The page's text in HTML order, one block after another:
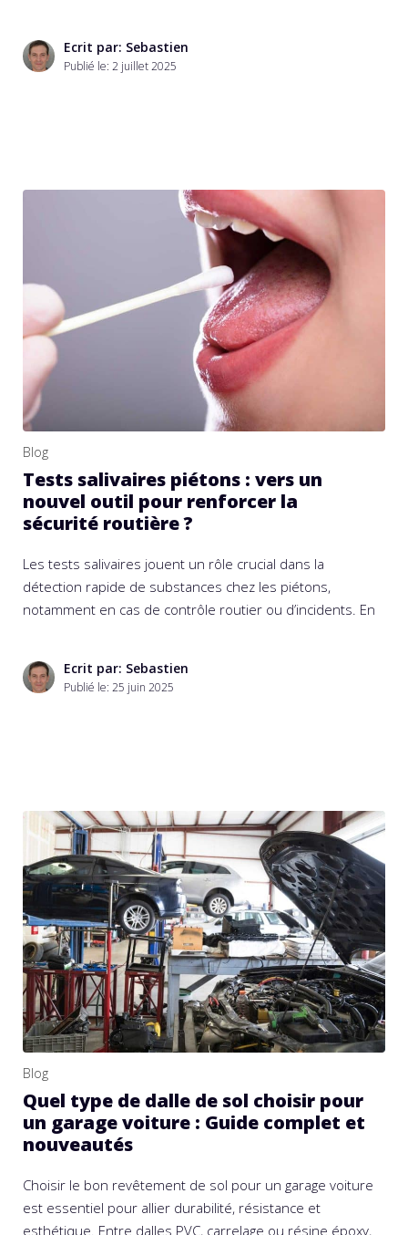
Ecrit par: Sebastien
Publié le: 2 juillet 2025
Blog
Tests salivaires piétons : vers un
nouvel outil pour renforcer la
sécurité routière ?
Les tests salivaires jouent un rôle crucial dans la
détection rapide de substances chez les piétons,
notamment en cas de contrôle routier ou d’incidents. En
Ecrit par: Sebastien
Publié le: 25 juin 2025
Blog
Quel type de dalle de sol choisir pour
un garage voiture : Guide complet et
nouveautés
Choisir le bon revêtement de sol pour un garage voiture
est essentiel pour allier durabilité, résistance et
esthétique. Entre dalles PVC, carrelage ou résine époxy,